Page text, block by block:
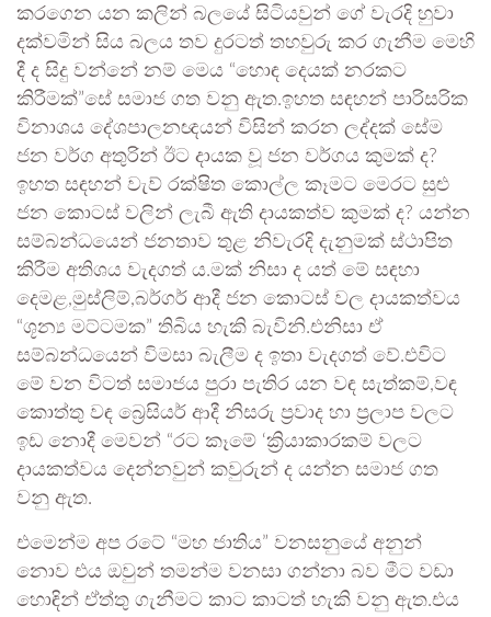
කරගෙන යන කලින් බලයේ සිටියවුන් ගේ වැරදි හුවා
දක්වමින් සිය බලය තව දුරටත් තහවුරු කර ගැනීම මෙහි
දී ද සිදු වන්නේ නම් මෙය “හොඳ දෙයක් නරකට
කිරීමක්”සේ සමාජ ගත වනු ඇත.ඉහත සඳහන් පාරිසරික
විනාශය දේශපාලනඥයන් විසින් කරන ලද්දක් සේම
ජන වර්ග අතුරින් ඊට දායක වූ ජන වර්ගය කුමක් ද?
ඉහත සඳහන් වැව් රක්ෂිත කොල්ල කෑමට මෙරට සුළු
ජන කොටස් වලින් ලැබී ඇති දායකත්ව කුමක් ද? යන්න
සම්බන්ධයෙන් ජනතාව තුළ නිවැරදි දැනුමක් ස්ථාපිත
කිරීම අතිශය වැදගත් ය.මක් නිසා ද යත් මේ සඳහා
දෙමළ,මුස්ලිම්,බර්ගර් ආදී ජන කොටස් වල දායකත්වය
“ශූන්‍ය මට්ටමක” තිබිය හැකි බැවිනි.එනිසා ඒ
සම්බන්ධයෙන් විමසා බැලීම ද ඉතා වැදගත් වේ.එවිට
මේ වන විටත් සමාජය පුරා පැතිර යන වඳ සැත්කම්,වඳ
කොත්තු වඳ බ්‍රෙසියර් ආදී නිසරු ප්‍රවාද හා ප්‍රලාප වලට
ඉඩ නොදී මෙවන් “රට කෑමේ ‘ක්‍රියාකාරකම් වලට
දායකත්වය දෙන්නවුන් කවුරුන් ද යන්න සමාජ ගත
වනු ඇත.
එමෙන්ම අප රටේ “මහ ජාතිය” වනසනුයේ අනුන්
නොව එය ඔවුන් තමන්ම වනසා ගන්නා බව මීට වඩා
හොඳින් ඒත්තු ගැනීමට කාට කාටත් හැකි වනු ඇත.එය